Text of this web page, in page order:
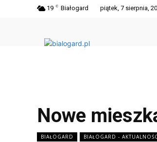
19 C Białogard piątek, 7 sierpnia,
Nowe
BIAŁOGARD BIAŁOGARD -